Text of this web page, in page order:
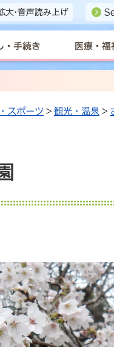
・手続き 医療・福
スポーツ > 観光・温泉 >